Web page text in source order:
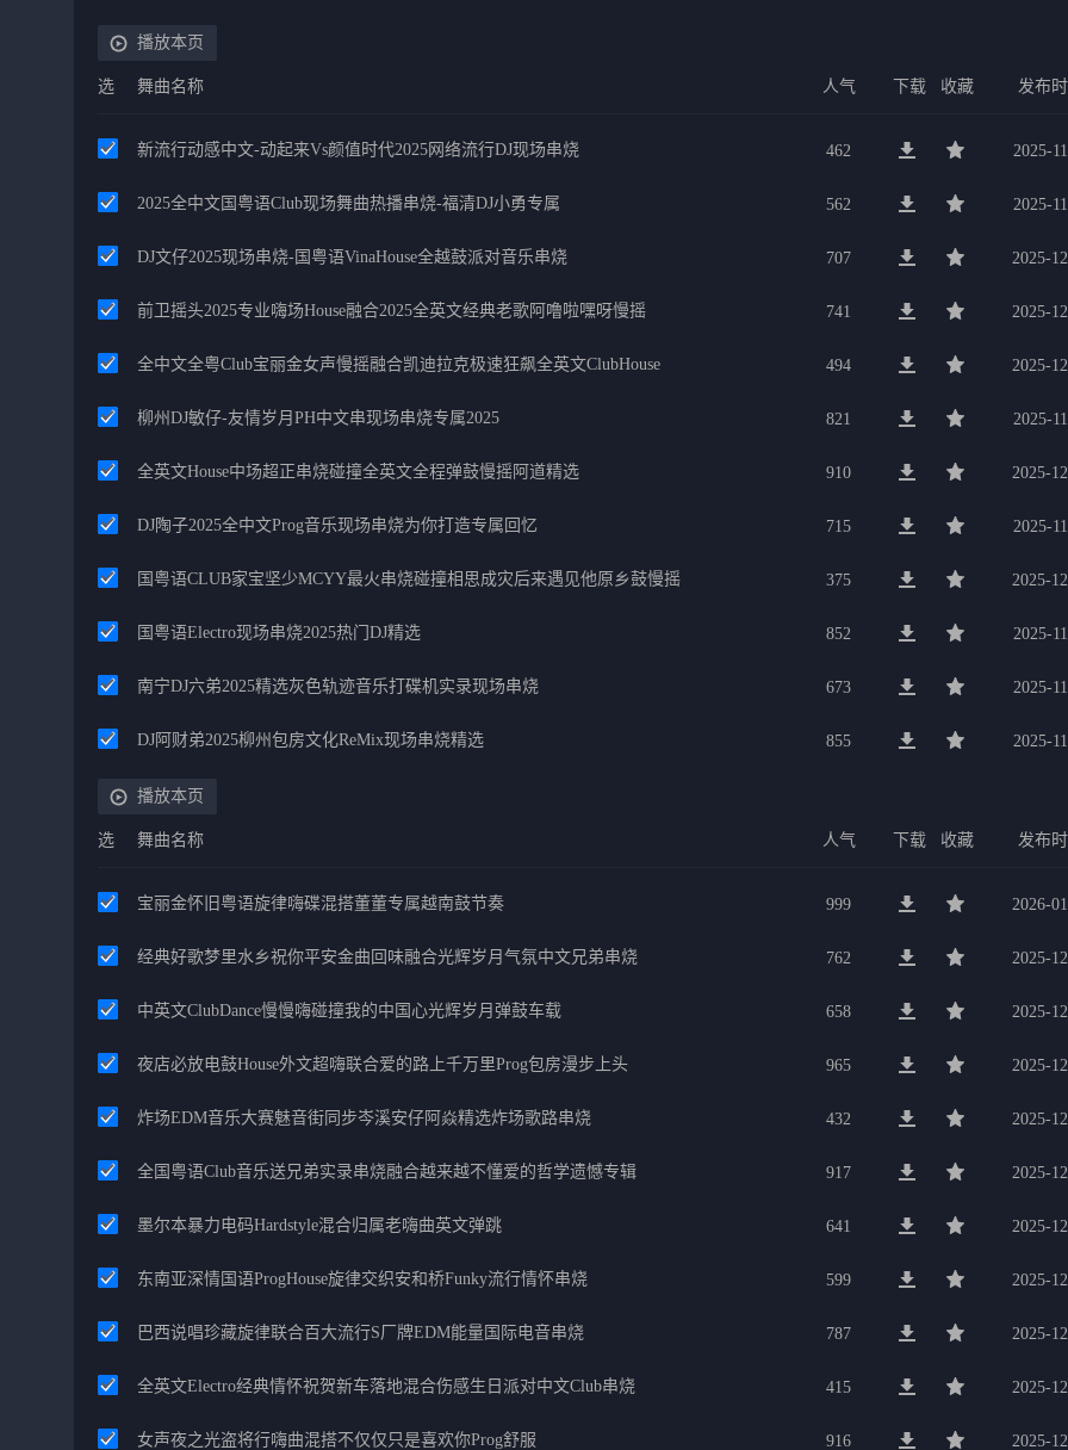
播放本页
选 舞曲名称 人气 下载 收藏 发布时
新流行动感中文-动起来vs颜值时代2025网络流行DJ现场串烧 462 2025-
2025全中文国粤语Club现场舞曲热播串烧-福清DJ小勇专属 562 2025-
DJ文仔2025现场串烧-国粤语VinaHouse全越鼓派对音乐串烧 707 2025-
前卫摇头2025专业嗨场House融合2025全英文经典老歌阿噜啦嘿呀慢摇 741 2025-
全中文全粤Club宝丽金女声慢摇融合凯迪拉克极速狂飙全英文ClubHouse 494 2025-
柳州DJ敏仔-友情岁月PH中文串现场串烧专属2025 821 2025-
全英文House中场超正串烧碰撞全英文全程弹鼓慢摇阿道精选 910 2025-
DJ陶子2025全中文Prog音乐现场串烧为你打造专属回忆 715 2025-
国粤语CLUB家宝坚少MCYY最火串烧碰撞相思成灾后来遇见他原乡鼓慢摇 375 2025-
国粤语Electro现场串烧2025热门DJ精选 852 2025-
南宁DJ六弟2025精选灰色轨迹音乐打碟机实录现场串烧 673 2025-
DJ阿财弟2025柳州包房文化ReMix现场串烧精选 855 2025-
播放本页
选 舞曲名称 人气 下载 收藏 发布时
宝丽金怀旧粤语旋律嗨碟混搭董董专属越南鼓节奏 999 2026-
经典好歌梦里水乡祝你平安金曲回味融合光辉岁月气氛中文兄弟串烧 762 2025-
中英文ClubDance慢慢嗨碰撞我的中国心光辉岁月弹鼓车载 658 2025-
夜店必放电鼓House外文超嗨联合爱的路上千万里Prog包房漫步上头 965 2025-
炸场EDM音乐大赛魅音街同步岑溪安仔阿焱精选炸场歌路串烧 432 2025-
全国粤语Club音乐送兄弟实录串烧融合越来越不懂爱的哲学遗憾专辑 917 2025-
墨尔本暴力电码Hardstyle混合归属老嗨曲英文弹跳 641 2025-
东南亚深情国语ProgHouse旋律交织安和桥Funky流行情怀串烧 599 2025-
巴西说唱珍藏旋律联合百大流行S厂牌EDM能量国际电音串烧 787 2025-
全英文Electro经典情怀祝贺新车落地混合伤感生日派对中文Club串烧 415 2025-
女声夜之光盗将行嗨曲混搭不仅仅只是喜欢你Prog舒服 916 2025-